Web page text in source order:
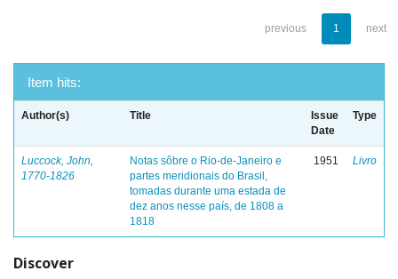
previous 1 next
Item hits:
Author(s) Title
Issue
Date
Type
Luccock, John,
1770-1826
Notas sôbre o Rio-de-Janeiro e
partes meridionais do Brasil,
tomadas durante uma estada de
dez anos nesse país, de 1808 a
1818
1951 Livro
Discover